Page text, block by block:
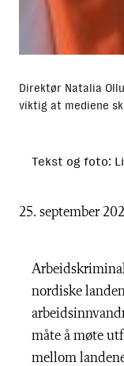
Direktør Natalia
viktig at mediene
Tekst og foto:
25. september
nordiske
måte å møte
mellom